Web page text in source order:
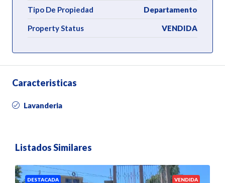
Tipo De Propiedad Departamento
Property Status VENDIDA
Caracteristicas
Lavanderia
Listados Similares
DESTACADA VENDIDA